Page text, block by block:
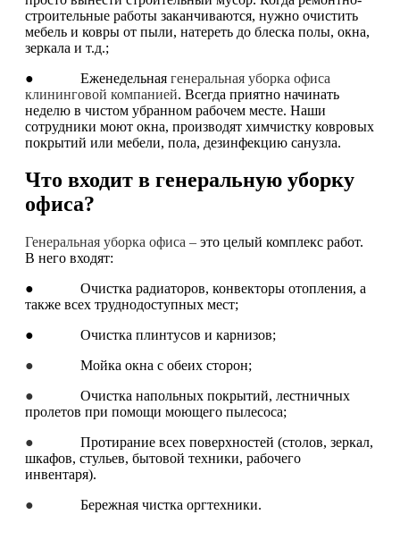
строительные работы заканчиваются, нужно очистить
мебель и ковры от пыли, натереть до блеска полы, окна,
зеркала и т.д.;
● Еженедельная генеральная уборка офиса
клининговой компанией. Всегда приятно начинать
неделю в чистом убранном рабочем месте. Наши
сотрудники моют окна, производят химчистку ковровых
покрытий или мебели, пола, дезинфекцию санузла.
Что входит в генеральную уборку
офиса?
Генеральная уборка офиса – это целый комплекс работ.
В него входят:
● Очистка радиаторов, конвекторы отопления, а
также всех труднодоступных мест;
● Очистка плинтусов и карнизов;
● Мойка окна с обеих сторон;
● Очистка напольных покрытий, лестничных
пролетов при помощи моющего пылесоса;
● Протирание всех поверхностей (столов, зеркал,
шкафов, стульев, бытовой техники, рабочего
инвентаря).
● Бережная чистка оргтехники.